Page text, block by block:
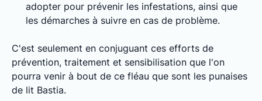
adopter pour prévenir les infestations, ainsi que
les démarches à suivre en cas de problème.
C'est seulement en conjuguant ces efforts de
prévention, traitement et sensibilisation que l'on
pourra venir à bout de ce fléau que sont les punaises
de lit Bastia.